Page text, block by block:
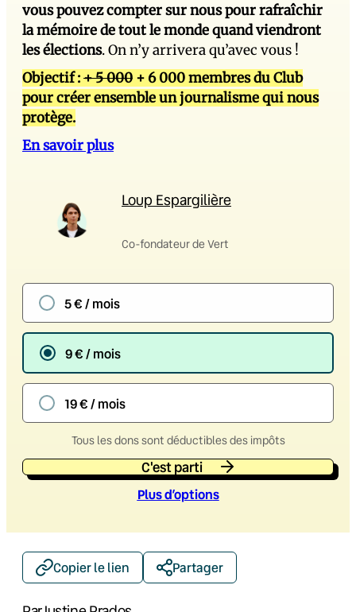
vous pouvez compter sur nous pour rafraîchir
la mémoire de tout le monde quand viendront
les élections. On n’y arrivera qu’avec vous !
Objectif :+ 5 000 + 6 000 membres du Club
pour créer ensemble un journalisme qui nous
protège.
En savoir plus
Loup Espargilière
Co-fondateur de Vert
5 € / mois
9 € / mois
19 € / mois
Tous les dons sont déductibles des impôts
C'est parti
Plus d’options
Copier le lien Partager